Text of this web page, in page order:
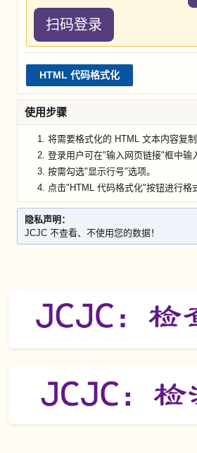
扫码登录
HTML 代码格式化
使用步骤
1. 将需要格式化的 HTML 文本内容复制
2. 登录用户可在"输入网页链接"框中输
3. 按需勾选"显示行号"选项。
4. 点击"HTML 代码格式化"按钮进行格
隐私声明：
JCJC 不查看、不使用您的数据！